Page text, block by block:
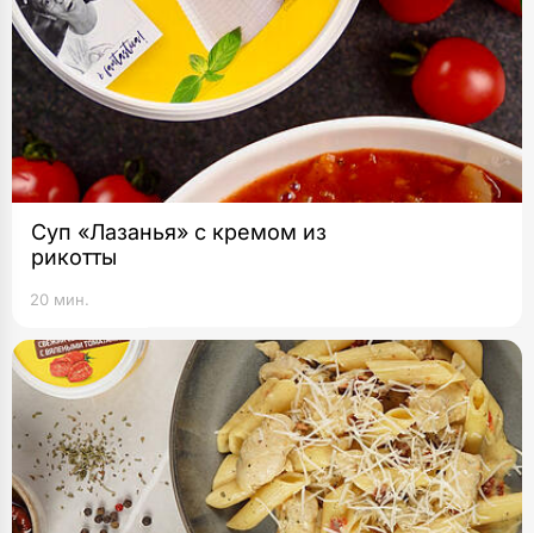
Суп «Лазанья» с кремом из
рикотты
20 мин.